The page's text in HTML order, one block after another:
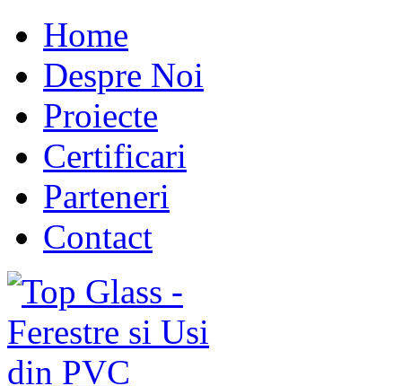
Home
Despre Noi
Proiecte
Certificari
Parteneri
Contact